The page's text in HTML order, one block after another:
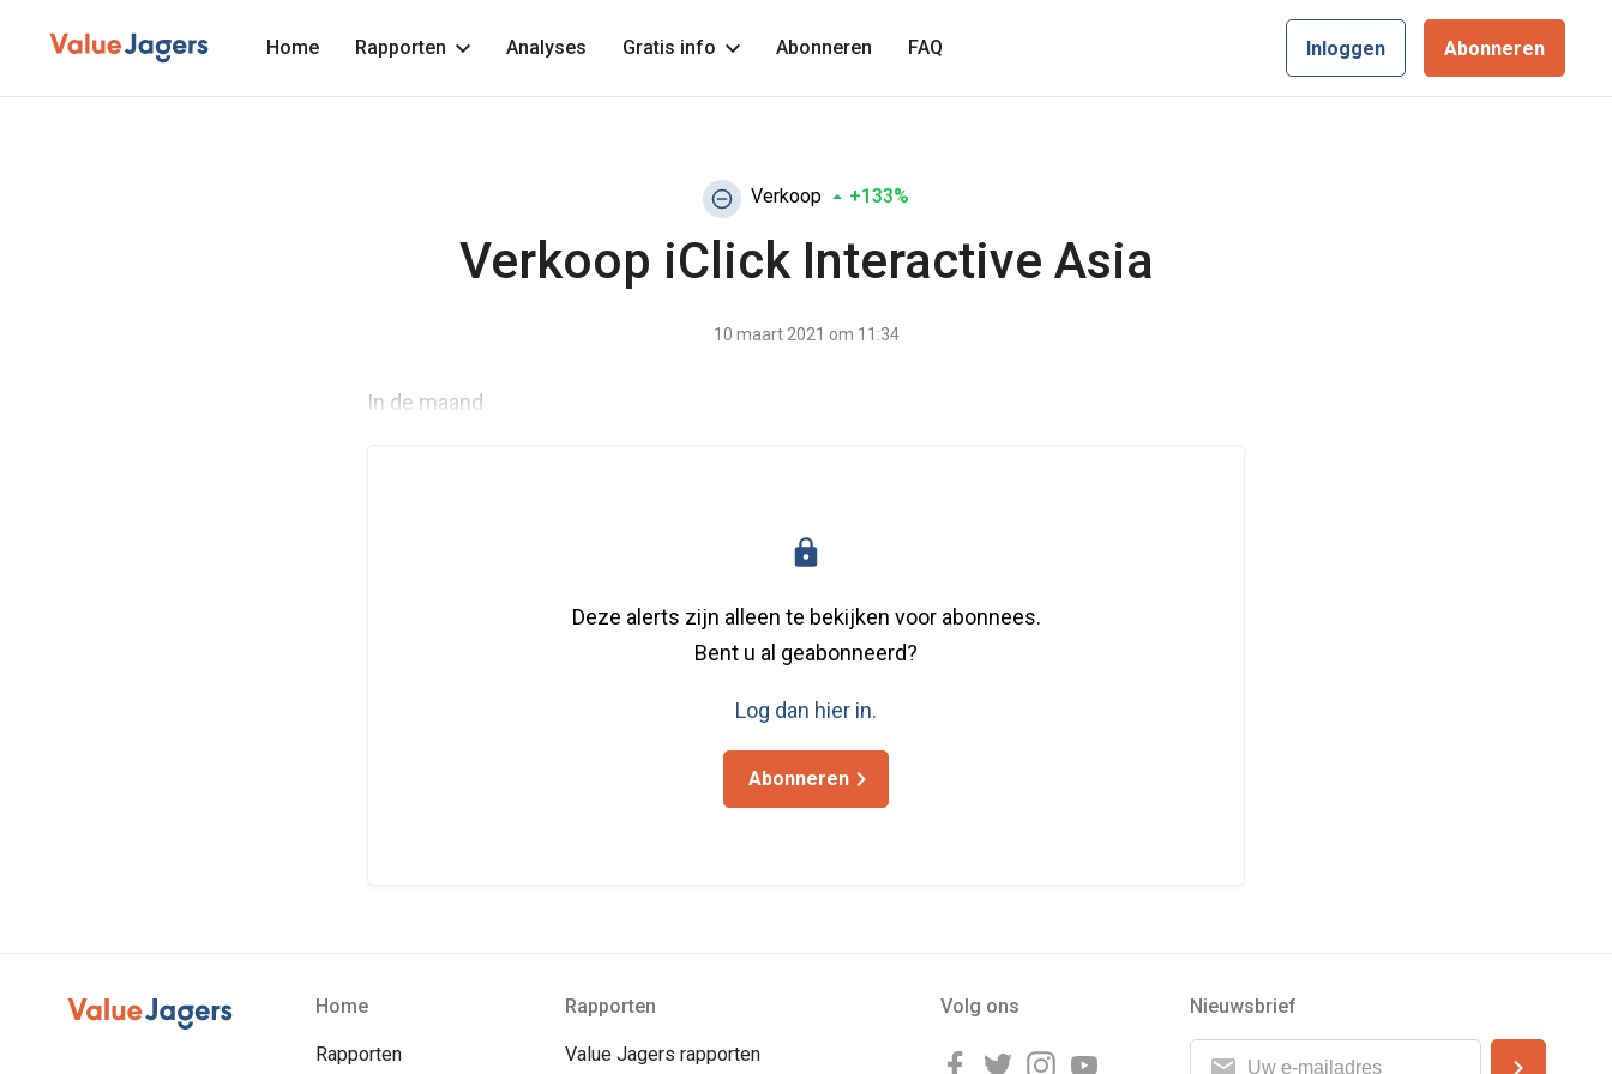
Home Rapporten Analyses Gratis info Abonneren FAQ Inloggen Abonneren
Verkoop +133%
Verkoop iClick Interactive Asia
10 maart 2021 om 11:34
In de maand
Deze alerts zijn alleen te bekijken voor abonnees.
Bent u al geabonneerd?
Log dan hier in.
Abonneren
Home
Rapporten
Rapporten
Value Jagers rapporten
Volg ons Nieuwsbrief